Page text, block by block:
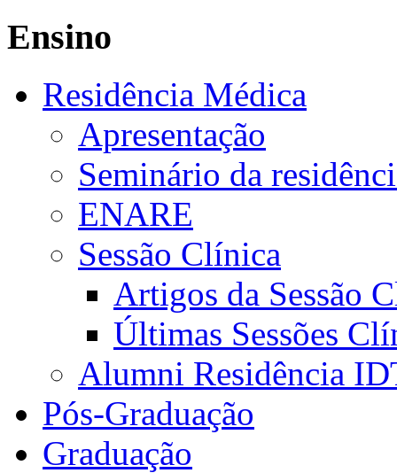
Ensino
Residência Médica
Apresentação
Seminário da
ENARE
Sessão Clínica
Artigos da Sessão
Últimas Sessões
Alumni Residência
Pós-Graduação
Graduação